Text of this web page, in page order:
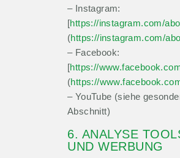
– Instagram:
[https://instagram.com/
(https://instagram.com/
– Facebook:
[https://
(https://
– YouTube (siehe
Abschnitt)
6. ANALYSE
UND WERBUNG